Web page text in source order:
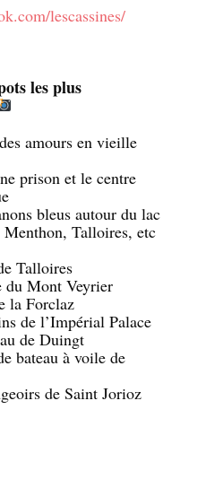
lescassines/
les plus
amours en vieille
prison et le centre
bleus autour du lac
Menthon, Talloires, etc
Talloires
du Mont Veyrier
la Forclaz
de l’Impérial Palace
de Duingt
bateau à voile de
de Saint Jorioz